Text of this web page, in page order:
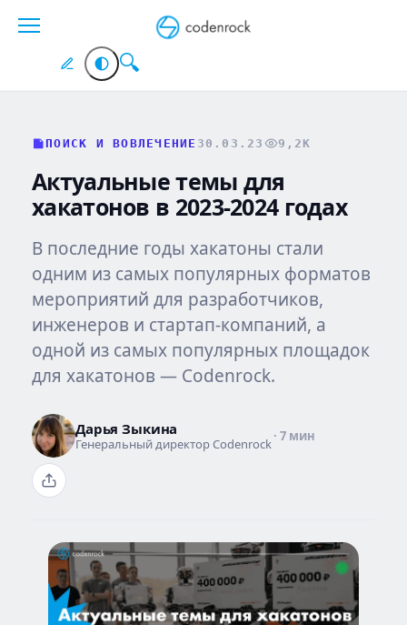
содержанию
ПОИСК И ВОВЛЕЧЕНИЕ 30.03.23 9,2K
Актуальные темы для
хакатонов в 2023-2024 годах
В последние годы хакатоны стали
одним из самых популярных форматов
мероприятий для разработчиков,
инженеров и стартап-компаний, а
одной из самых популярных площадок
для хакатонов — Codenrock.
Дарья Зыкина
Генеральный директор Codenrock· 7 мин